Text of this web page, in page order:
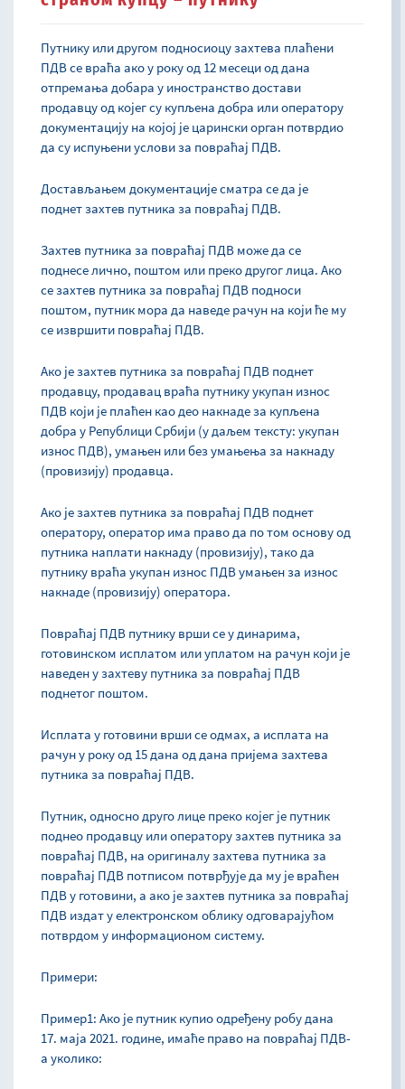
Путнику или другом подносиоцу захтева плаћени
ПДВ се враћа ако у року од 12 месеци од дана
отпремања добара у иностранство достави
продавцу од којег су купљена добра или оператору
документацију на којој је царински орган потврдио
да су испуњени услови за повраћај ПДВ.
Достављањем документације сматра се да је
поднет захтев путника за повраћај ПДВ.
Захтев путника за повраћај ПДВ може да се
поднесе лично, поштом или преко другог лица. Ако
се захтев путника за повраћај ПДВ подноси
поштом, путник мора да наведе рачун на који ће му
се извршити повраћај ПДВ.
Ако је захтев путника за повраћај ПДВ поднет
продавцу, продавац враћа путнику укупан износ
ПДВ који је плаћен као део накнаде за купљена
добра у Републици Србији (у даљем тексту: укупан
износ ПДВ), умањен или без умањења за накнаду
(провизију) продавца.
Ако је захтев путника за повраћај ПДВ поднет
оператору, оператор има право да по том основу од
путника наплати накнаду (провизију), тако да
путнику враћа укупан износ ПДВ умањен за износ
накнаде (провизију) оператора.
Повраћај ПДВ путнику врши се у динарима,
готовинском исплатом или уплатом на рачун који је
наведен у захтеву путника за повраћај ПДВ
поднетог поштом.
Исплата у готовини врши се одмах, а исплата на
рачун у року од 15 дана од дана пријема захтева
путника за повраћај ПДВ.
Путник, односно друго лице преко којег је путник
поднео продавцу или оператору захтев путника за
повраћај ПДВ, на оригиналу захтева путника за
повраћај ПДВ потписом потврђује да му је враћен
ПДВ у готовини, а ако је захтев путника за повраћај
ПДВ издат у електронском облику одговарајућом
потврдом у информационом систему.
Примери:
Пример1: Ако је путник купио одређену робу дана
17. маја 2021. године, имаће право на повраћај ПДВ-
а уколико: